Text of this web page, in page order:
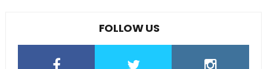
FOLLOW US